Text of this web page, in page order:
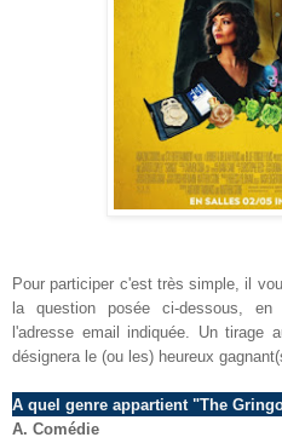
Pour participer c'est très simple, il
la question posée ci-dessous,
l'adresse email indiquée. Un tirage
désignera le (ou les) heureux
A quel genre appartient "The
A. Comédie